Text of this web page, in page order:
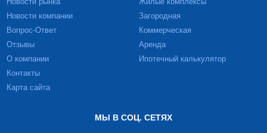
Новости компании
Вопрос-Ответ
Отзывы
О компании
Контакты
Карта сайта
Загородная
Коммерческая
Аренда
Ипотечный калькулятор
МЫ В СОЦ. СЕТЯХ